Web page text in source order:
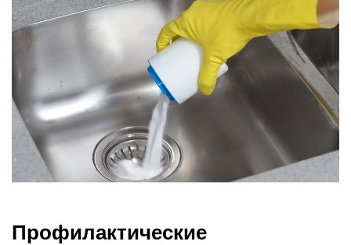
Профилактические